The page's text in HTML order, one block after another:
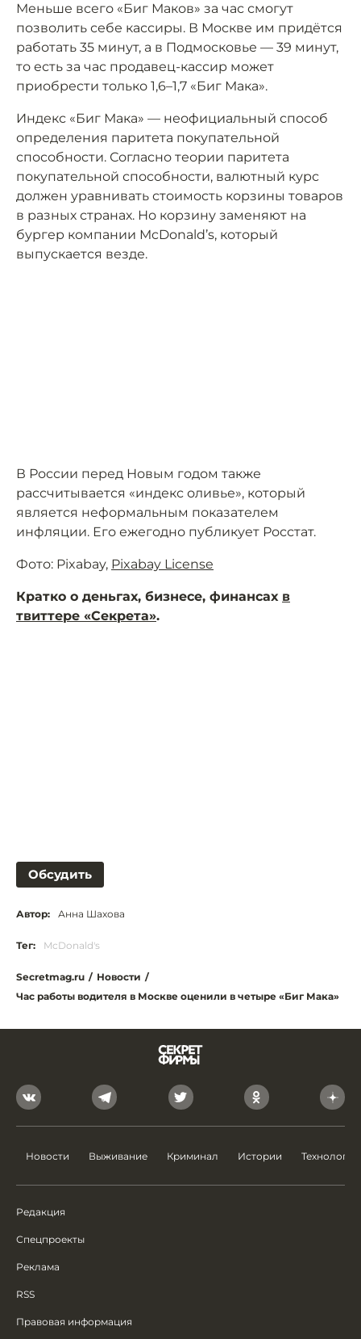
Меньше всего «Биг Маков» за час смогут
позволить себе кассиры. В Москве им придётся
работать 35 минут, а в Подмосковье — 39 минут,
то есть за час продавец-кассир может
приобрести только 1,6–1,7 «Биг Мака».
Индекс «Биг Мака» — неофициальный способ
определения паритета покупательной
способности. Согласно теории паритета
покупательной способности, валютный курс
должен уравнивать стоимость корзины товаров
в разных странах. Но корзину заменяют на
бургер компании McDonald’s, который
выпускается везде.
В России перед Новым годом также
рассчитывается «индекс оливье», который
является неформальным показателем
инфляции. Его ежегодно публикует Росстат.
Фото: Pixabay, Pixabay License
Кратко о деньгах, бизнесе, финансах в
твиттере «Секрета».
Обсудить
Автор: Анна Шахова
Тег: McDonald's
Secretmag.ru / Новости /
Час работы водителя в Москве оценили в четыре «Биг Мака»
Новости Выживание Криминал Истории Технологии
Редакция
Спецпроекты
Реклама
RSS
Правовая информация